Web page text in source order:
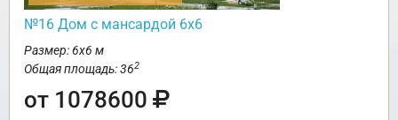
№16 Дом с мансардой 6х6
Размер: 6х6 м
Общая площадь: 362
от 1078600